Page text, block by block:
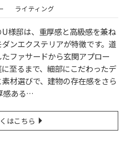
ライティング
様邸は、重厚感と高級感を兼ね
ンエクステリアが特徴です。道
ファサードから玄関アプロー
至るまで、細部にこだわったデ
材選びで、建物の存在感をさら
感ある…
はこちら